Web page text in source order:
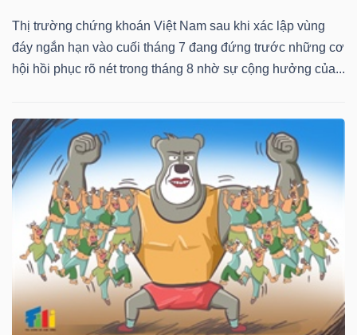
Thị trường chứng khoán Việt Nam sau khi xác lập vùng
đáy ngắn hạn vào cuối tháng 7 đang đứng trước những cơ
hội hồi phục rõ nét trong tháng 8 nhờ sự cộng hưởng của...